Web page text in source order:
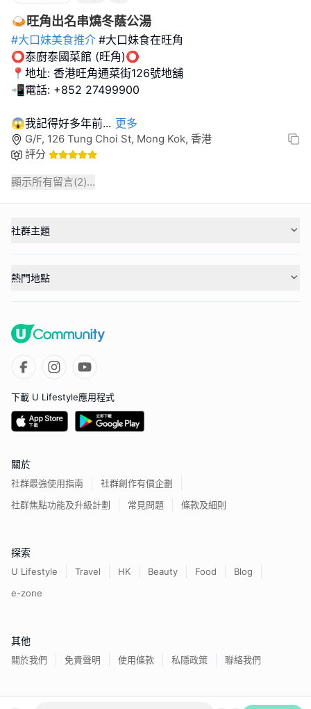
🍛旺角出名串燒冬蔭公湯
#大口妹美食推介 #大口妹食在旺角
⭕️泰廚泰國菜館 (旺角)⭕️
📍地址: 香港旺角通菜街126號地舖
📲電話: +852 27499900
😱我記得好多年前... 更多
G/F, 126 Tung Choi St, Mong Kok, 香港
評分
顯示所有留言(2)...
社群主題
熱門地點
下載 U Lifestyle應用程式
關於
社群最強使用指南
社群創作有價企劃
社群焦點功能及升級計劃
常見問題 條款及細則
探索
U Lifestyle Travel HK Beauty Food
Blog
e-zone
其他
關於我們 免責聲明 使用條款 私隱政策 聯絡我們